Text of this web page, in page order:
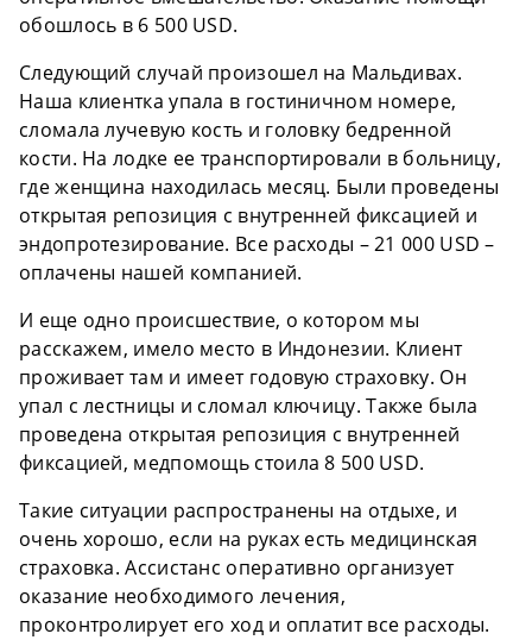
обошлось в 6 500 USD.
Следующий случай произошел на Мальдивах.
Наша клиентка упала в гостиничном номере,
сломала лучевую кость и головку бедренной
кости. На лодке ее транспортировали в больницу,
где женщина находилась месяц. Были проведены
открытая репозиция с внутренней фиксацией и
эндопротезирование. Все расходы – 21 000 USD –
оплачены нашей компанией.
И еще одно происшествие, о котором мы
расскажем, имело место в Индонезии. Клиент
проживает там и имеет годовую страховку. Он
упал с лестницы и сломал ключицу. Также была
проведена открытая репозиция с внутренней
фиксацией, медпомощь стоила 8 500 USD.
Такие ситуации распространены на отдыхе, и
очень хорошо, если на руках есть медицинская
страховка. Ассистанс оперативно организует
оказание необходимого лечения,
проконтролирует его ход и оплатит все расходы.